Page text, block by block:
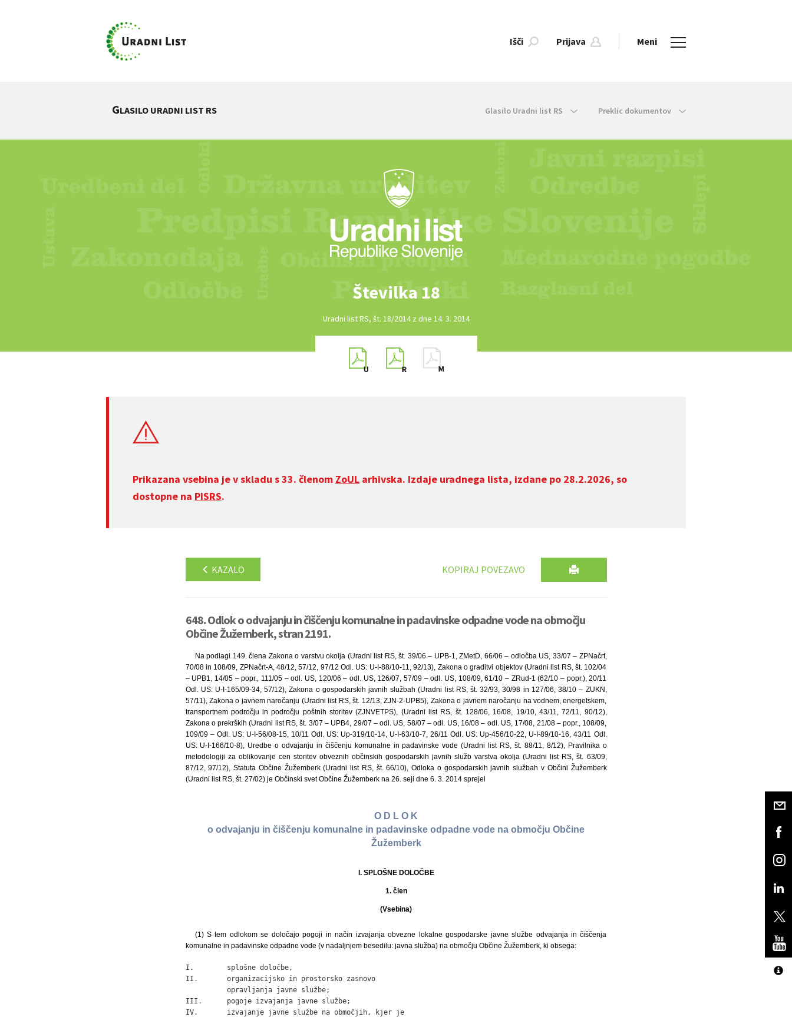
Išči Prijava Meni
GLASILO URADNI LIST RS Glasilo Uradni list RS Preklic dokumentov
Številka 18
Uradni list RS, št. 18/2014 z dne 14. 3. 2014
Prikazana vsebina je v skladu s 33. členom ZoUL arhivska. Izdaje uradnega lista, izdane po 28.2.2026, so
dostopne na PISRS.
KAZALO KOPIRAJ POVEZAVO
648. Odlok o odvajanju in čiščenju komunalne in padavinske odpadne vode na območju
Občine Žužemberk, stran 2191.
Na podlagi 149. člena Zakona o varstvu okolja (Uradni list RS, št. 39/06 – UPB-1, ZMetD, 66/06 – odločba US, 33/07 – ZPNačrt,
70/08 in 108/09, ZPNačrt-A, 48/12, 57/12, 97/12 Odl. US: U-I-88/10-11, 92/13), Zakona o graditvi objektov (Uradni list RS, št. 102/04
– UPB1, 14/05 – popr., 111/05 – odl. US, 120/06 – odl. US, 126/07, 57/09 – odl. US, 108/09, 61/10 – ZRud-1 (62/10 – popr.), 20/11
Odl. US: U-I-165/09-34, 57/12), Zakona o gospodarskih javnih službah (Uradni list RS, št. 32/93, 30/98 in 127/06, 38/10 – ZUKN,
57/11), Zakona o javnem naročanju (Uradni list RS, št. 12/13, ZJN-2-UPB5), Zakona o javnem naročanju na vodnem, energetskem,
transportnem področju in področju poštnih storitev (ZJNVETPS), (Uradni list RS, št. 128/06, 16/08, 19/10, 43/11, 72/11, 90/12),
Zakona o prekrških (Uradni list RS, št. 3/07 – UPB4, 29/07 – odl. US, 58/07 – odl. US, 16/08 – odl. US, 17/08, 21/08 – popr., 108/09,
109/09 – Odl. US: U-I-56/08-15, 10/11 Odl. US: Up-319/10-14, U-I-63/10-7, 26/11 Odl. US: Up-456/10-22, U-I-89/10-16, 43/11 Odl.
US: U-I-166/10-8), Uredbe o odvajanju in čiščenju komunalne in padavinske vode (Uradni list RS, št. 88/11, 8/12), Pravilnika o
metodologiji za oblikovanje cen storitev obveznih občinskih gospodarskih javnih služb varstva okolja (Uradni list RS, št. 63/09,
87/12, 97/12), Statuta Občine Žužemberk (Uradni list RS, št. 66/10), Odloka o gospodarskih javnih službah v Občini Žužemberk
(Uradni list RS, št. 27/02) je Občinski svet Občine Žužemberk na 26. seji dne 6. 3. 2014 sprejel
O D L O K
o odvajanju in čiščenju komunalne in padavinske odpadne vode na območju Občine
Žužemberk
I. SPLOŠNE DOLOČBE
1. člen
(Vsebina)
(1) S tem odlokom se določajo pogoji in način izvajanja obvezne lokalne gospodarske javne službe odvajanja in čiščenja
komunalne in padavinske odpadne vode (v nadaljnjem besedilu: javna služba) na območju Občine Žužemberk, ki obsega:
I.        splošne določbe,
II.       organizacijsko in prostorsko zasnovo
          opravljanja javne službe;
III.      pogoje izvajanja javne službe;
IV.       izvajanje javne službe na območjih, kjer je